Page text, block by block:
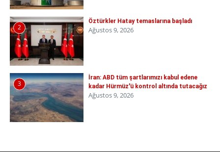
2
Öztürkler Hatay temaslarına başladı
Ağustos 9, 2026
3
İran: ABD tüm şartlarımızı kabul edene
kadar Hürmüz'ü kontrol altında tutacağız
Ağustos 9, 2026